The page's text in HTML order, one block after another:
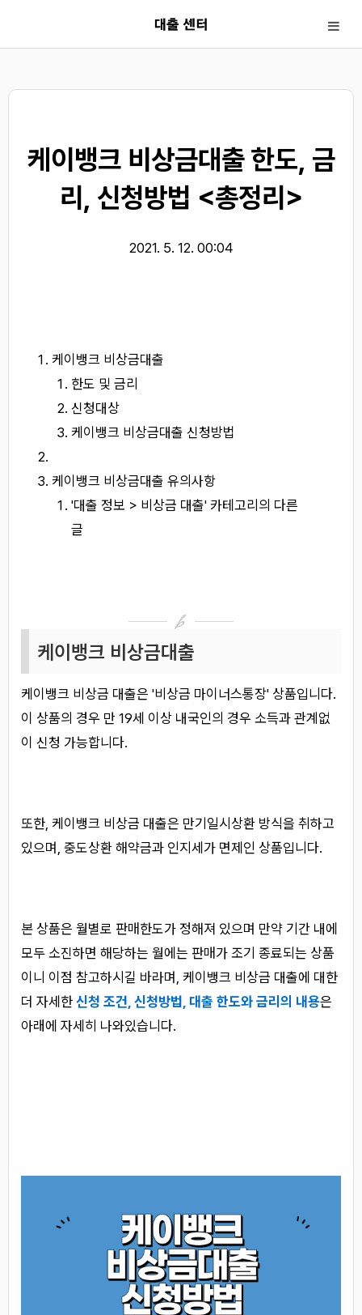
케이뱅크 비상금대출 한도, 금
리, 신청방법 <총정리>
2021. 5. 12. 00:04
케이뱅크 비상금대출
한도 및 금리
신청대상
케이뱅크 비상금대출 신청방법
케이뱅크 비상금대출 유의사항
'대출 정보 > 비상금 대출' 카테고리의 다른
글
케이뱅크 비상금대출
케이뱅크 비상금 대출은 '비상금 마이너스통장' 상품입니다.
이 상품의 경우 만 19세 이상 내국인의 경우 소득과 관계없
이 신청 가능합니다.
또한, 케이뱅크 비상금 대출은 만기일시상환 방식을 취하고
있으며, 중도상환 해약금과 인지세가 면제인 상품입니다.
본 상품은 월별로 판매한도가 정해져 있으며 만약 기간 내에
모두 소진하면 해당하는 월에는 판매가 조기 종료되는 상품
이니 이점 참고하시길 바라며, 케이뱅크 비상금 대출에 대한
더 자세한 신청 조건, 신청방법, 대출 한도와 금리의 내용은
아래에 자세히 나와있습니다.